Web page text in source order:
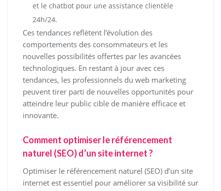
et le chatbot pour une assistance clientèle
24h/24.
Ces tendances reflètent l’évolution des
comportements des consommateurs et les
nouvelles possibilités offertes par les avancées
technologiques. En restant à jour avec ces
tendances, les professionnels du web marketing
peuvent tirer parti de nouvelles opportunités pour
atteindre leur public cible de manière efficace et
innovante.
Comment optimiser le référencement
naturel (SEO) d’un site internet ?
Optimiser le référencement naturel (SEO) d’un site
internet est essentiel pour améliorer sa visibilité sur